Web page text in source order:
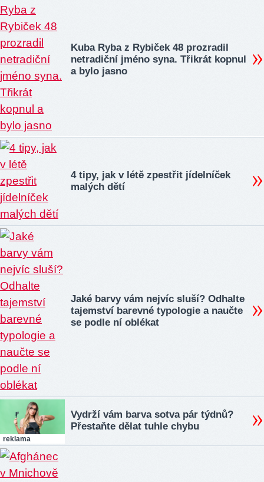
Kuba Ryba z Rybiček 48 prozradil
netradiční jméno syna. Třikrát kopnul
a bylo jasno
4 tipy, jak v létě zpestřit jídelníček
malých dětí
Jaké barvy vám nejvíc sluší? Odhalte
tajemství barevné typologie a naučte
se podle ní oblékat
reklama
Vydrží vám barva sotva pár týdnů?
Přestaňte dělat tuhle chybu